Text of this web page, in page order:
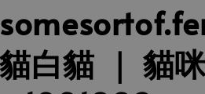
貓白貓 ｜ 貓